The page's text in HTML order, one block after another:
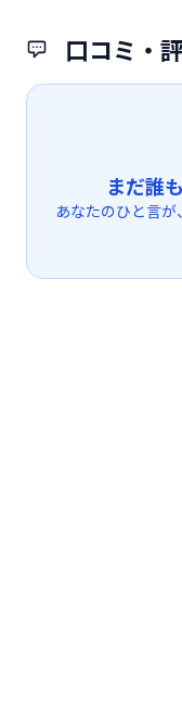
口コミ・
まだ誰
あなたのひと言